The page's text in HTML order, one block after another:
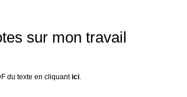
sur mon travail
du texte en cliquantici.